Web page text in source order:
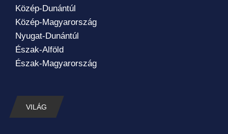
Közép-Dunántúl
Közép-Magyarország
Nyugat-Dunántúl
Észak-Alföld
Észak-Magyarország
VILÁG